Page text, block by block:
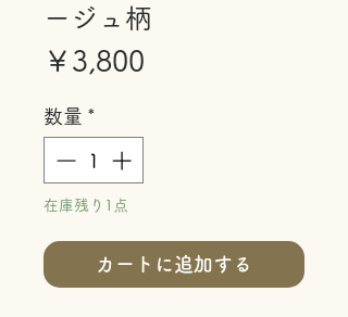
ージュ柄
￥3,800
数量 *
在庫残り1点
カートに追加する